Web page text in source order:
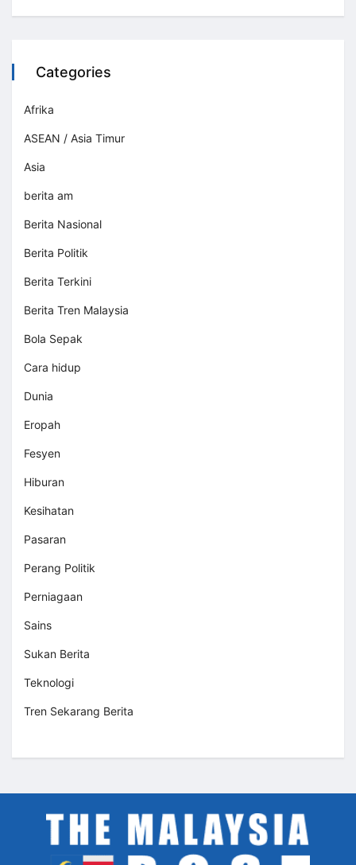
Categories
Afrika
ASEAN / Asia Timur
Asia
berita am
Berita Nasional
Berita Politik
Berita Terkini
Berita Tren Malaysia
Bola Sepak
Cara hidup
Dunia
Eropah
Fesyen
Hiburan
Kesihatan
Pasaran
Perang Politik
Perniagaan
Sains
Sukan Berita
Teknologi
Tren Sekarang Berita